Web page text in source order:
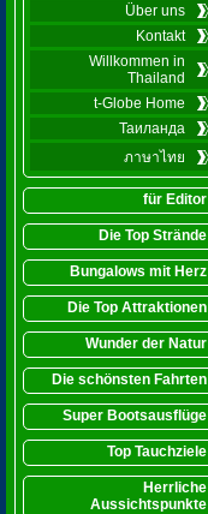
Über uns
Kontakt
Willkommen in
Thailand
t-Globe Home
Таиланда
ภาษาไทย
für Editor
Die Top Strände
Bungalows mit Herz
Die Top Attraktionen
Wunder der Natur
Die schönsten Fahrten
Super Bootsausflüge
Top Tauchziele
Herrliche
Aussichtspunkte